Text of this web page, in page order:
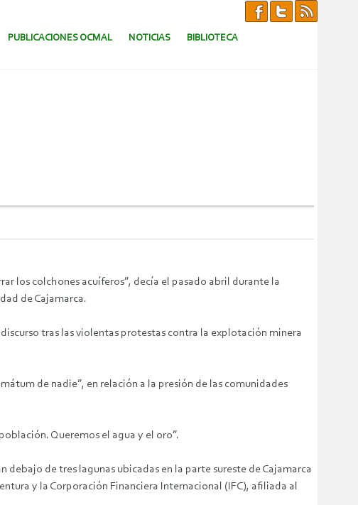
PUBLICACIONES OCMAL NOTICIAS BIBLIOTECA
los colchones acuíferos”, decía el pasado abril durante la
de Cajamarca.
tras las violentas protestas contra la explotación minera
de nadie”, en relación a la presión de las comunidades
Queremos el agua y el oro”.
de tres lagunas ubicadas en la parte sureste de Cajamarca
y la Corporación Financiera Internacional (IFC), afiliada al